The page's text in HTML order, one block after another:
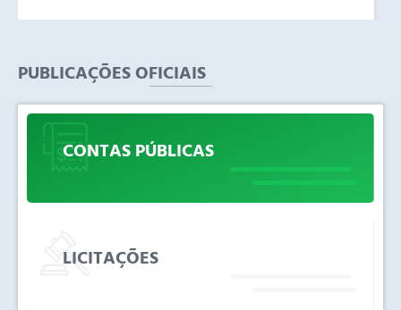
Inexigibilidade de Licitação
INEXIGIBILIDADE
PUBLICAÇÕES OFICIAIS
CONTAS PÚBLICAS
LICITAÇÕES